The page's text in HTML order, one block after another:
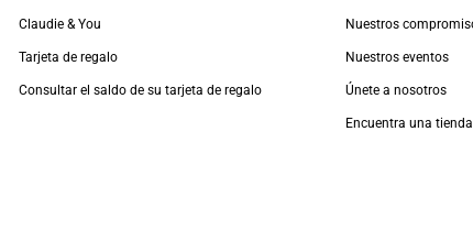
Claudie & You
Tarjeta de regalo
Consultar el saldo de su tarjeta de regalo
Nuestros
Nuestros eventos
Únete a nosotros
Encuentra una tienda